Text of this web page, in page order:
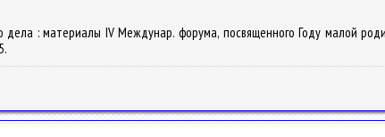
дела : материалы IV Междунар. форума, посвященного Году малой